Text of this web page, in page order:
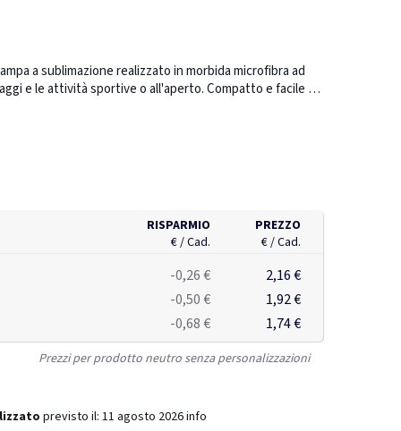
a sublimazione realizzato in morbida microfibra ad
e le attività sportive o all'aperto. Compatto e facile da
RISPARMIO
€ / Cad.
PREZZO
€ / Cad.
-0,26 €
2,16 €
-0,50 €
1,92 €
-0,68 €
1,74 €
Prezzi per prodotto neutro senza personalizzazioni
previsto il: 11 agosto 2026info